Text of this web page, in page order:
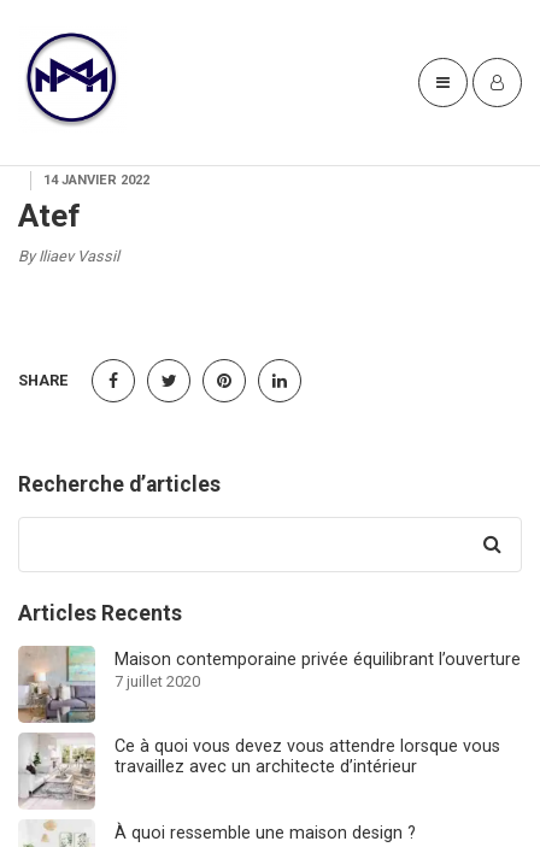
14 JANVIER 2022
Atef
By Iliaev Vassil
SHARE
Recherche d’articles
Articles Recents
Maison contemporaine privée équilibrant l’ouverture
7 juillet 2020
Ce à quoi vous devez vous attendre lorsque vous
travaillez avec un architecte d’intérieur
À quoi ressemble une maison design ?